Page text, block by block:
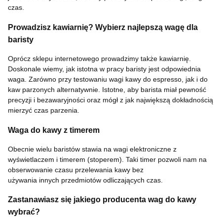
czas.
Prowadzisz kawiarnię? Wybierz najlepszą wagę dla
baristy
Oprócz sklepu internetowego prowadzimy także kawiarnię.
Doskonale wiemy, jak istotna w pracy baristy jest odpowiednia
waga. Zarówno przy testowaniu wagi kawy do espresso, jak i do
kaw parzonych alternatywnie. Istotne, aby barista miał pewność
precyzji i bezawaryjności oraz mógł z jak największą dokładnością
mierzyć czas parzenia.
Waga do kawy z timerem
Obecnie wielu baristów stawia na wagi elektroniczne z
wyświetlaczem i timerem (stoperem). Taki timer pozwoli nam na
obserwowanie czasu przelewania kawy bez
używania innych przedmiotów odliczających czas.
Zastanawiasz się jakiego producenta wag do kawy
wybrać?